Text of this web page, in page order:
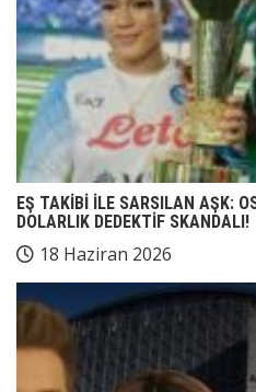
EŞ TAKİBİ İLE SARSILAN AŞK:
DOLARLIK DEDEKTİF SKANDALI!
18 Haziran 2026